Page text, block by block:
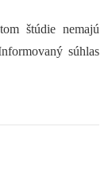
štúdie nemajú
súhlas